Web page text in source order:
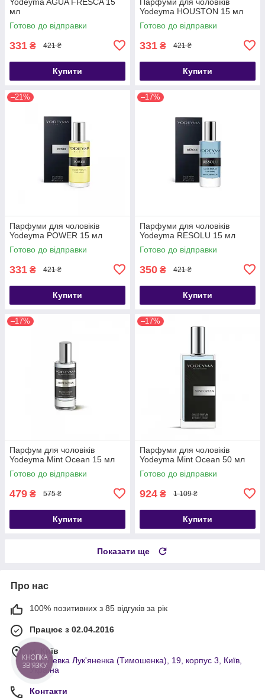
мл
Готово до відправки
331 ₴ 421 ₴
Купити
Yodeyma HOUSTON 15 мл
Готово до відправки
331 ₴ 421 ₴
Купити
–21%
Парфуми для чоловіків
Yodeyma POWER 15 мл
Готово до відправки
331 ₴ 421 ₴
Купити
–17%
Парфуми для чоловіків
Yodeyma RESOLU 15 мл
Готово до відправки
350 ₴ 421 ₴
Купити
–17%
Парфум для чоловіків
Yodeyma Mint Ocean 15 мл
Готово до відправки
479 ₴ 575 ₴
Купити
–17%
Парфуми для чоловіків
Yodeyma Mint Ocean 50 мл
Готово до відправки
924 ₴ 1 109 ₴
Купити
Показати ще
Про нас
100% позитивних з 85 відгуків за рік
Працює з 02.04.2016
м. Київ
вул. Левка Лук'яненка (Тимошенка), 19, корпус 3, Київ,
Україна
Контакти
КНОПКА
ЗВ'ЯЗКУ